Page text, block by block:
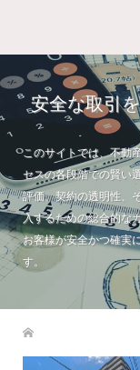
安全な取引
このサイトでは、不動
セスの各段階での賢い
評価、契約の透明性、
入するための総合的な
お客様が安全かつ確実
す。